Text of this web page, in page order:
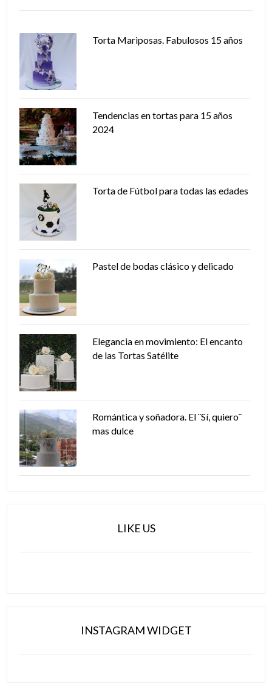
Torta Mariposas. Fabulosos 15 años
Tendencias en tortas para 15 años
2024
Torta de Fútbol para todas las edades
Pastel de bodas clásico y delicado
Elegancia en movimiento: El encanto
de las Tortas Satélite
Romántica y soñadora. El ¨Sí, quiero¨
mas dulce
LIKE US
INSTAGRAM WIDGET